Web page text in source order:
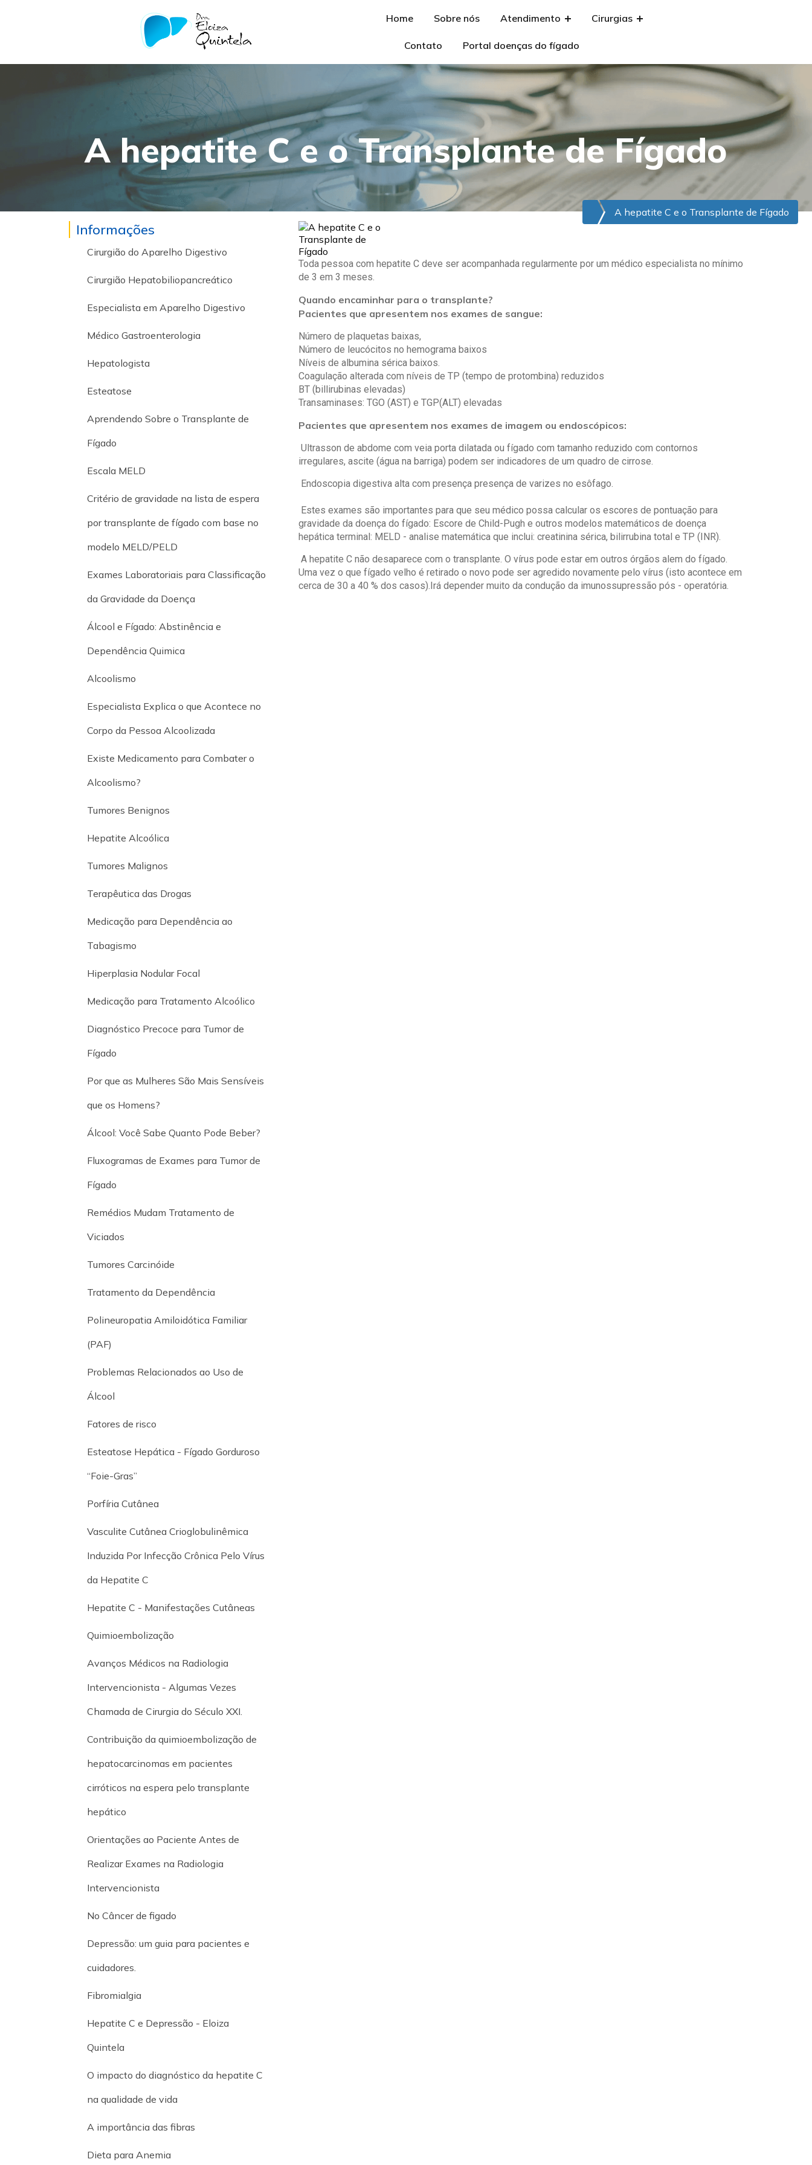
Home Sobre nós Atendimento Cirurgias
Contato Portal doenças do fígado
A hepatite C e o Transplante de Fígado
A hepatite C e o Transplante de Fígado
Informações
Cirurgião do Aparelho Digestivo
Cirurgião Hepatobiliopancreático
Especialista em Aparelho Digestivo
Médico Gastroenterologia
Hepatologista
Esteatose
Aprendendo Sobre o Transplante de
Fígado
Escala MELD
Critério de gravidade na lista de espera
por transplante de fígado com base no
modelo MELD/PELD
Exames Laboratoriais para Classificação
da Gravidade da Doença
Álcool e Fígado: Abstinência e
Dependência Quimica
Alcoolismo
Especialista Explica o que Acontece no
Corpo da Pessoa Alcoolizada
Existe Medicamento para Combater o
Alcoolismo?
Tumores Benignos
Hepatite Alcoólica
Tumores Malignos
Terapêutica das Drogas
Medicação para Dependência ao
Tabagismo
Hiperplasia Nodular Focal
Medicação para Tratamento Alcoólico
Diagnóstico Precoce para Tumor de
Fígado
Por que as Mulheres São Mais Sensíveis
que os Homens?
Álcool: Você Sabe Quanto Pode Beber?
Fluxogramas de Exames para Tumor de
Fígado
Remédios Mudam Tratamento de
Viciados
Tumores Carcinóide
Tratamento da Dependência
Polineuropatia Amiloidótica Familiar
(PAF)
Problemas Relacionados ao Uso de
Álcool
Fatores de risco
Esteatose Hepática - Fígado Gorduroso
“Foie-Gras”
Porfíria Cutânea
Vasculite Cutânea Crioglobulinêmica
Induzida Por Infecção Crônica Pelo Vírus
da Hepatite C
Hepatite C - Manifestações Cutâneas
Quimioembolização
Avanços Médicos na Radiologia
Intervencionista - Algumas Vezes
Chamada de Cirurgia do Século XXI.
Contribuição da quimioembolização de
hepatocarcinomas em pacientes
cirróticos na espera pelo transplante
hepático
Orientações ao Paciente Antes de
Realizar Exames na Radiologia
Intervencionista
No Câncer de figado
Depressão: um guia para pacientes e
cuidadores.
Fibromialgia
Hepatite C e Depressão - Eloiza
Quintela
O impacto do diagnóstico da hepatite C
na qualidade de vida
A importância das fibras
Dieta para Anemia
Toda pessoa com hepatite C deve ser acompanhada regularmente por um médico especialista no mínimo
de 3 em 3 meses.
Quando encaminhar para o transplante?
Pacientes que apresentem nos exames de sangue:
Número de plaquetas baixas,
Número de leucócitos no hemograma baixos
Níveis de albumina sérica baixos.
Coagulação alterada com níveis de TP (tempo de protombina) reduzidos
BT (billirubinas elevadas)
Transaminases: TGO (AST) e TGP(ALT) elevadas
Pacientes que apresentem nos exames de imagem ou endoscópicos:
Ultrasson de abdome com veia porta dilatada ou fígado com tamanho reduzido com contornos
irregulares, ascite (água na barriga) podem ser indicadores de um quadro de cirrose.
Endoscopia digestiva alta com presença presença de varizes no esôfago.
Estes exames são importantes para que seu médico possa calcular os escores de pontuação para
gravidade da doença do fígado: Escore de Child-Pugh e outros modelos matemáticos de doença
hepática terminal: MELD - analise matemática que inclui: creatinina sérica, bilirrubina total e TP (INR).
A hepatite C não desaparece com o transplante. O vírus pode estar em outros órgãos alem do fígado.
Uma vez o que fígado velho é retirado o novo pode ser agredido novamente pelo vírus (isto acontece em
cerca de 30 a 40 % dos casos).Irá depender muito da condução da imunossupressão pós - operatória.